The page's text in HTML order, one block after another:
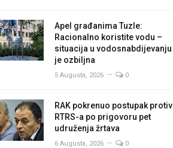
Apel građanima Tuzle:
Racionalno koristite vodu –
situacija u vodosnabdijevanju
je ozbiljna
5 Augusta, 2026 0
RAK pokrenuo postupak protiv
RTRS-a po prigovoru pet
udruženja žrtava
6 Augusta, 2026 0